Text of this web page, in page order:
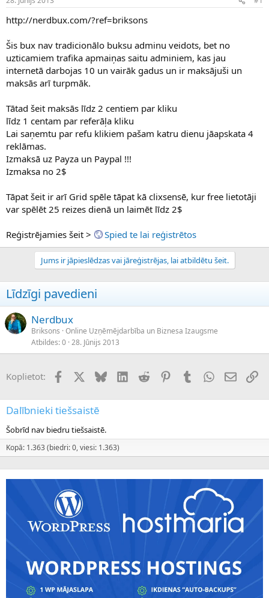
n
a
u
s
ā
c
ē
a
u
s
http://nerdbux.com/?ref=briksons
Šis bux nav tradicionālo buksu adminu veidots, bet no
uzticamiem trafika apmaiņas saitu adminiem, kas jau
internetā darbojas 10 un vairāk gadus un ir maksājuši un
maksās arī turpmāk.
Tātad šeit maksās līdz 2 centiem par kliku
līdz 1 centam par referāļa kliku
Lai saņemtu par refu klikiem pašam katru dienu jāapskata 4
reklāmas.
Izmaksā uz Payza un Paypal !!!
Izmaksa no 2$
Tāpat šeit ir arī Grid spēle tāpat kā clixsensē, kur free lietotāji
var spēlēt 25 reizes dienā un laimēt līdz 2$
Reģistrējamies šeit > Spied te lai reģistrētos
Jums ir jāpieslēdzas vai jāreģistrējas, lai atbildētu šeit.
Līdzīgi pavedieni
Nerdbux
Briksons Online Uzņēmējdarbība un Biznesa Izaugsme
Atbildes 0 28. Jūnijs 2013
Koplietot: FacebookX (Twitter)
BlueskyLinkedInReddit PinterestTumblrWhatsApp
E-pasts
Dalībnieki tiešsaistē
Šobrīd nav biedru tiešsaistē.
Kopā: 1.363 (biedri: 0, viesi: 1.363)